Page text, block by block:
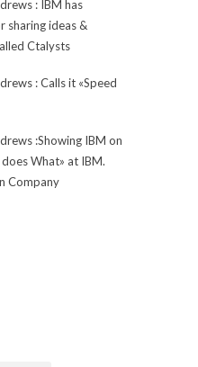
: IBM has
sharing ideas &
Ctalysts
: Calls it «Speed
:Showing IBM on
does What» at IBM.
Company